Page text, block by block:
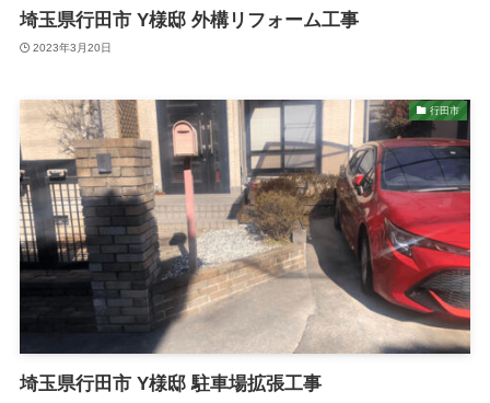
埼玉県行田市 Y様邸 外構リフォーム工事
2023年3月20日
行田市
埼玉県行田市 Y様邸 駐車場拡張工事